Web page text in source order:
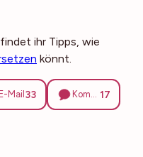
ihr Tipps, wie
könnt.
E-Mail 33 Kommentare 17